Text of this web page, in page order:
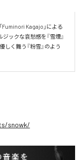
Fuminori Kagajo」による
ックな哀愁感を『雪煙』
く舞う『粉雪』のよう
snowk/